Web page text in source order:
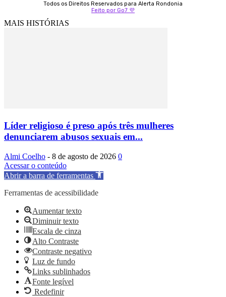
Todos os Direitos Reservados para Alerta Rondonia
Feito por Go7 💜
MAIS HISTÓRIAS
Líder religioso é preso após três mulheres
denunciarem abusos sexuais em...
Almi Coelho - 8 de agosto de 2026 0
Acessar o conteúdo
Abrir a barra de ferramentas
Ferramentas de acessibilidade
Aumentar texto
Diminuir texto
Escala de cinza
Alto Contraste
Contraste negativo
Luz de fundo
Links sublinhados
Fonte legível
Redefinir